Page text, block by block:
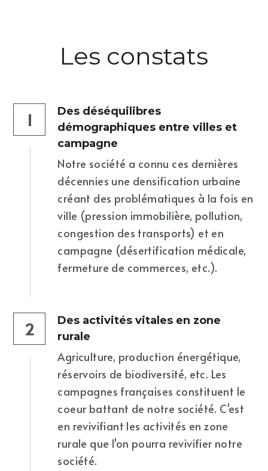
Les constats
1
Des déséquilibres
démographiques entre villes et
campagne
Notre société a connu ces dernières
décennies une densification urbaine
créant des problématiques à la fois en
ville (pression immobilière, pollution,
congestion des transports) et en
campagne (désertification médicale,
fermeture de commerces, etc.).
2
Des activités vitales en zone
rurale
Agriculture, production énergétique,
réservoirs de biodiversité, etc. Les
campagnes françaises constituent le
coeur battant de notre société. C'est
en revivifiant les activités en zone
rurale que l'on pourra revivifier notre
société.